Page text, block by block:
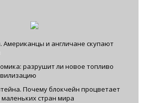
Американцы и англичане скупают
разрушит ли новое топливо
Почему блокчейн процветает
стран мира